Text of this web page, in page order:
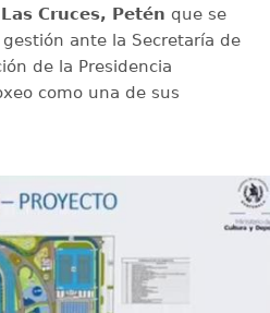
Cruces, Petén que se
ante la Secretaría de
de la Presidencia
como una de sus